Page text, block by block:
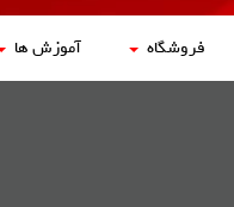
فروشگاه آموزش ها